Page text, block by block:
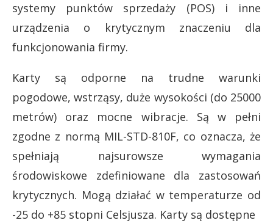
systemy punktów sprzedaży (POS) i inne
urządzenia o krytycznym znaczeniu dla
funkcjonowania firmy.
Karty są odporne na trudne warunki
pogodowe, wstrząsy, duże wysokości (do 25000
metrów) oraz mocne wibracje. Są w pełni
zgodne z normą MIL-STD-810F, co oznacza, że
spełniają najsurowsze wymagania
środowiskowe zdefiniowane dla zastosowań
krytycznych. Mogą działać w temperaturze od
-25 do +85 stopni Celsjusza. Karty są dostępne